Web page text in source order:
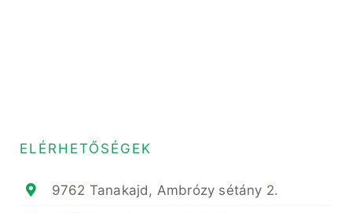
ELÉRHETŐSÉGEK
9762 Tanakajd, Ambrózy sétány 2.